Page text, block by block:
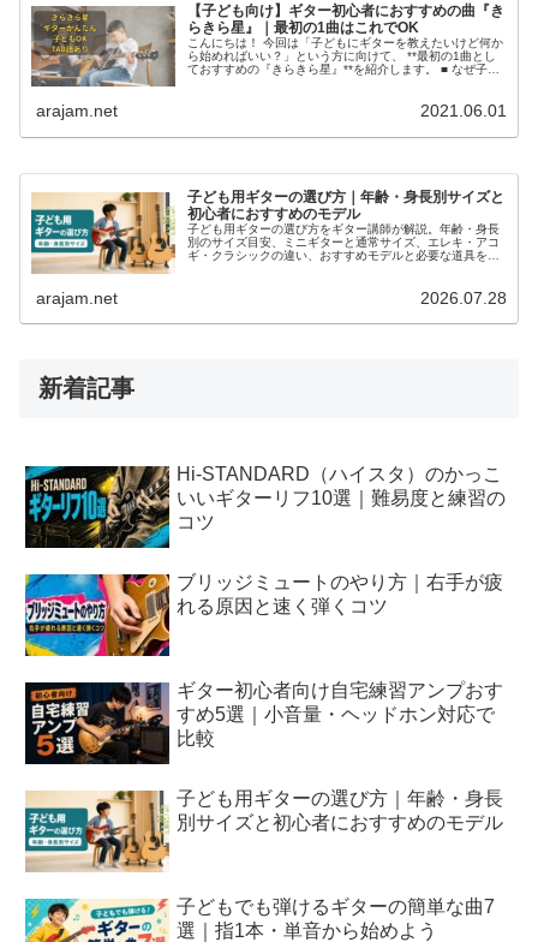
【子ども向け】ギター初心者におすすめの曲『き
らきら星』｜最初の1曲はこれでOK
こんにちは！ 今回は「子どもにギターを教えたいけど何か
ら始めればいい？」という方に向けて、 **最初の1曲とし
ておすすめの『きらきら星』**を紹介します。 ■ なぜ子ど
arajam.net 2021.06.01
子ども用ギターの選び方｜年齢・身長別サイズと
初心者におすすめのモデル
子ども用ギターの選び方をギター講師が解説。年齢・身長
別のサイズ目安、ミニギターと通常サイズ、エレキ・アコ
ギ・クラシックの違い、おすすめモデルと必要な道具を紹
arajam.net 2026.07.28
新着記事
Hi-STANDARD（ハイスタ）のかっこ
いいギターリフ10選｜難易度と練習の
コツ
ブリッジミュートのやり方｜右手が疲
れる原因と速く弾くコツ
ギター初心者向け自宅練習アンプおす
すめ5選｜小音量・ヘッドホン対応で
比較
子ども用ギターの選び方｜年齢・身長
別サイズと初心者におすすめのモデル
子どもでも弾けるギターの簡単な曲7
選｜指1本・単音から始めよう